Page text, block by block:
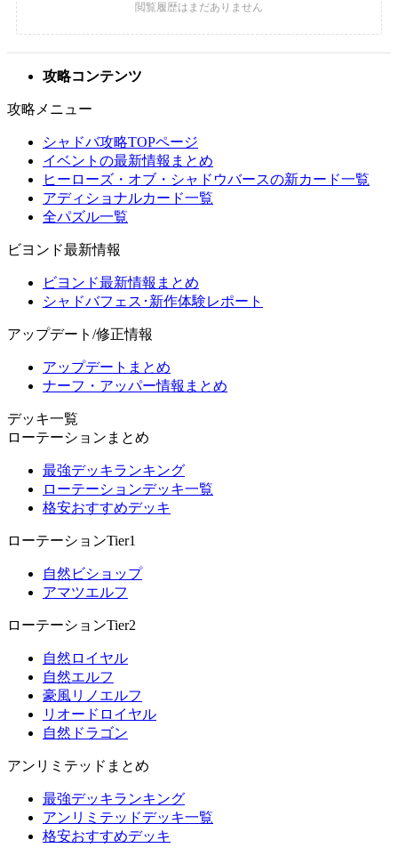
攻略コンテンツ
攻略メニュー
シャドバ攻略TOPページ
イベントの最新情報まとめ
ヒーローズ・オブ・シャドウバースの新カード一覧
アディショナルカード一覧
全パズル一覧
ビヨンド最新情報
ビヨンド最新情報まとめ
シャドバフェス･新作体験レポート
アップデート/修正情報
アップデートまとめ
ナーフ・アッパー情報まとめ
デッキ一覧
ローテーションまとめ
最強デッキランキング
ローテーションデッキ一覧
格安おすすめデッキ
ローテーションTier1
自然ビショップ
アマツエルフ
ローテーションTier2
自然ロイヤル
自然エルフ
豪風リノエルフ
リオードロイヤル
自然ドラゴン
アンリミテッドまとめ
最強デッキランキング
アンリミテッドデッキ一覧
格安おすすめデッキ